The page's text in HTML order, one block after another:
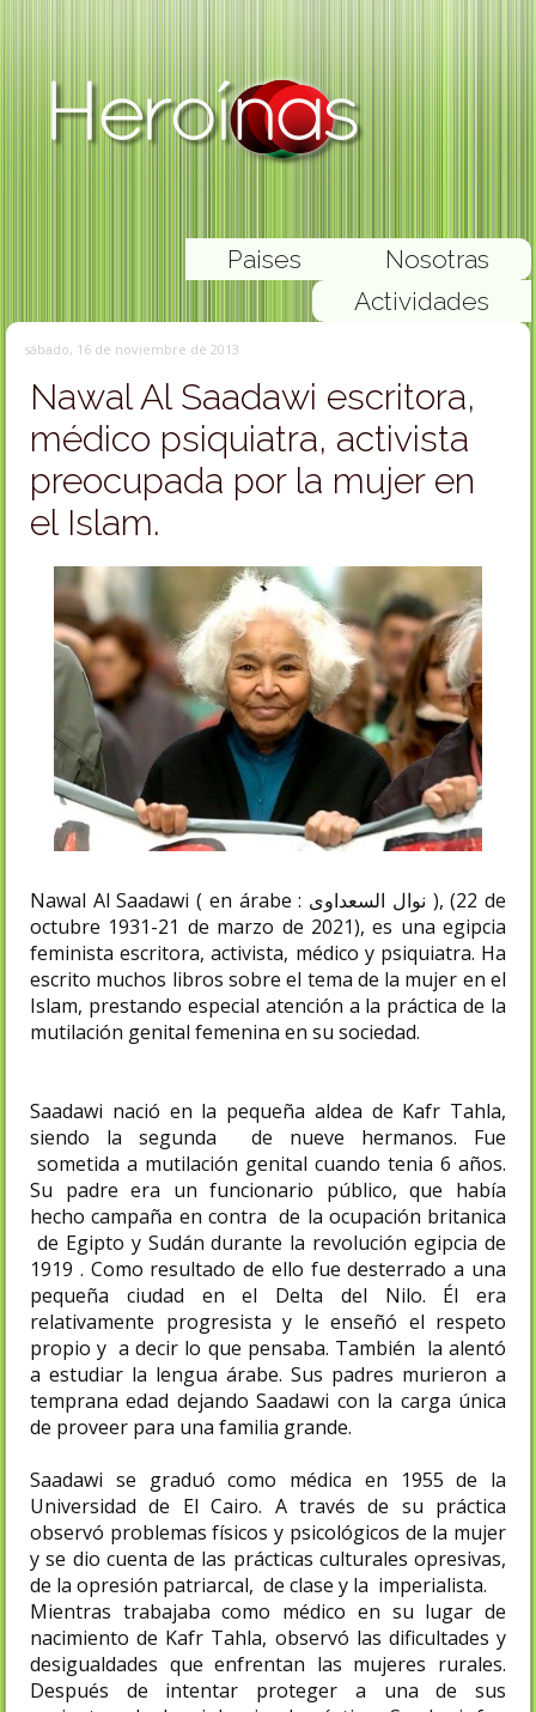
Nosotras
Paises
Actividades
sábado, 16 de noviembre de 2013
Nawal Al Saadawi escritora,
médico psiquiatra, activista
preocupada por la mujer en
el Islam.
Nawal Al Saadawi ( en árabe : نوال السعداوى ), (22 de
octubre 1931-21 de marzo de 2021), es una egipcia
feminista escritora, activista, médico y psiquiatra. Ha
escrito muchos libros sobre el tema de la mujer en el
Islam, prestando especial atención a la práctica de la
mutilación genital femenina en su sociedad.
Saadawi nació en la pequeña aldea de Kafr Tahla,
siendo la segunda de nueve hermanos. Fue
sometida a mutilación genital cuando tenia 6 años.
Su padre era un funcionario público, que había
hecho campaña en contra de la ocupación britanica
de Egipto y Sudán durante la revolución egipcia de
1919 . Como resultado de ello fue desterrado a una
pequeña ciudad en el Delta del Nilo. Él era
relativamente progresista y le enseñó el respeto
propio y a decir lo que pensaba. También la alentó
a estudiar la lengua árabe. Sus padres murieron a
temprana edad dejando Saadawi con la carga única
de proveer para una familia grande.
Saadawi se graduó como médica en 1955 de la
Universidad de El Cairo. A través de su práctica
observó problemas físicos y psicológicos de la mujer
y se dio cuenta de las prácticas culturales opresivas,
de la opresión patriarcal, de clase y la imperialista.
Mientras trabajaba como médico en su lugar de
nacimiento de Kafr Tahla, observó las dificultades y
desigualdades que enfrentan las mujeres rurales.
Después de intentar proteger a una de sus